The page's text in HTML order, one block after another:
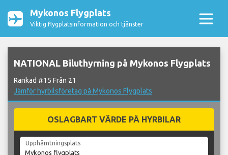
Mykonos Flygplats
Viktig flygplatsinformation och tjänster
NATIONAL Biluthyrning på Mykonos Flygplats
Rankad #15 Från 21
Jämför hyrbilsföretag på Mykonos Flygplats
OSLAGBART VÄRDE PÅ HYRBILAR
Upphämtningsplats